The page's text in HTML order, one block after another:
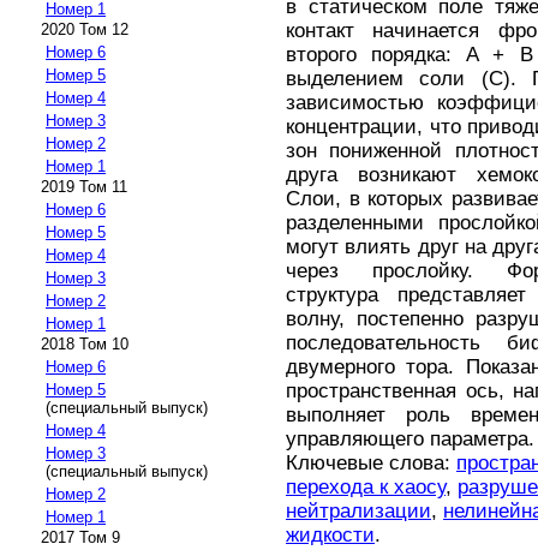
Номер 1
2020 Том 12
Номер 6
Номер 5
Номер 4
Номер 3
Номер 2
Номер 1
2019 Том 11
Номер 6
Номер 5
Номер 4
Номер 3
Номер 2
Номер 1
2018 Том 10
Номер 6
Номер 5
(специальный выпуск)
Номер 4
Номер 3
(специальный выпуск)
Номер 2
Номер 1
2017 Том 9
в статическом поле
контакт начинается
второго порядка: A +
выделением соли (С).
зависимостью
концентрации, что
зон пониженной
друга возникают
Слои, в которых
разделенными
могут влиять друг на
через прослойку.
структура
волну, постепенно
последовательность
двумерного тора.
пространственная ось,
выполняет роль
управляющего параметра.
Ключевые слова:
перехода к хаосу,
нейтрализации,
жидкости.